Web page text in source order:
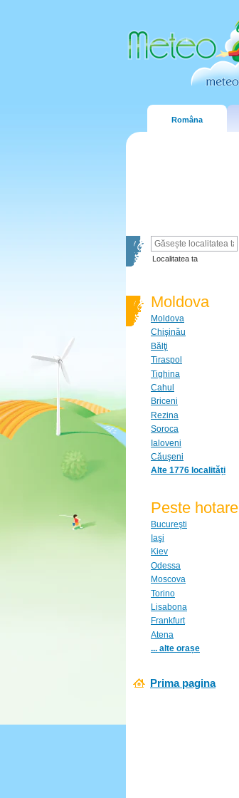
Româna
Localitatea ta
Moldova
Moldova
Chişinău
Bălţi
Tiraspol
Tighina
Cahul
Briceni
Rezina
Soroca
Ialoveni
Căuşeni
Alte 1776 localități
Peste hotare
Bucureşti
Iaşi
Kiev
Odessa
Moscova
Torino
Lisabona
Frankfurt
Atena
... alte orașe
Prima pagina